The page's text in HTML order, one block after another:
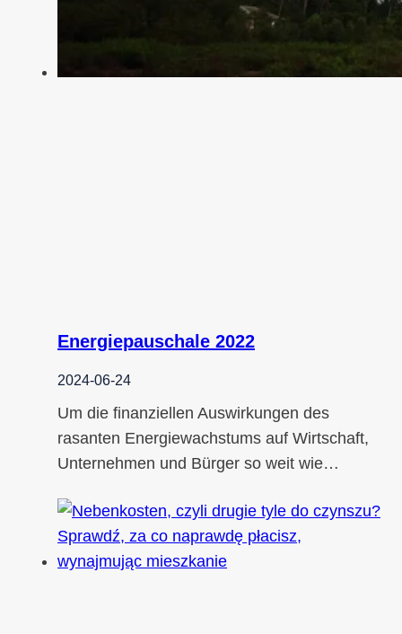
Energiepauschale 2022
2024-06-24
Um die finanziellen Auswirkungen des
rasanten Energiewachstums auf Wirtschaft,
Unternehmen und Bürger so weit wie…